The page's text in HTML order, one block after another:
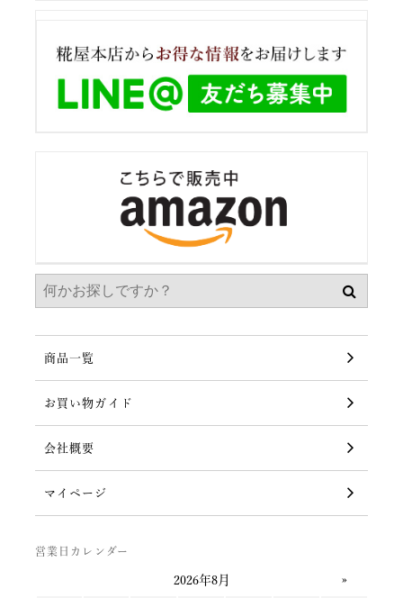
商品一覧
お買い物ガイド
会社概要
マイページ
営業日カレンダー